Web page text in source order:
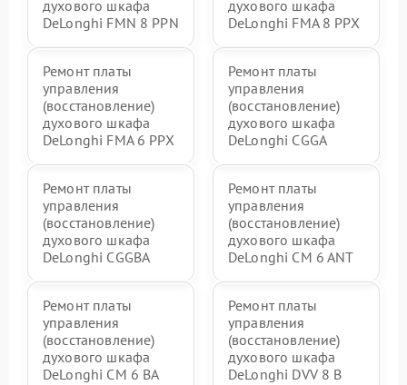
духового шкафа
DeLonghi FMN 8 PPN
духового шкафа
DeLonghi FMA 8 PPX
Ремонт платы
управления
(восстановление)
духового шкафа
DeLonghi FMA 6 PPX
Ремонт платы
управления
(восстановление)
духового шкафа
DeLonghi CGGA
Ремонт платы
управления
(восстановление)
духового шкафа
DeLonghi CGGBA
Ремонт платы
управления
(восстановление)
духового шкафа
DeLonghi CM 6 ANT
Ремонт платы
управления
(восстановление)
духового шкафа
DeLonghi CM 6 BA
Ремонт платы
управления
(восстановление)
духового шкафа
DeLonghi DVV 8 B